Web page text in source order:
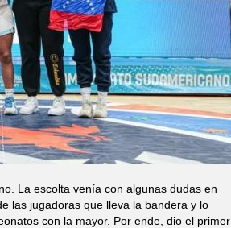
La escolta venía con algunas dudas en
las jugadoras que lleva la bandera y lo
con la mayor. Por ende, dio el primer